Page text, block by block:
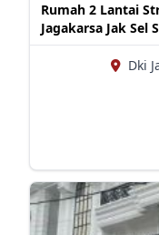
Rumah 2 Lantai
Jagakarsa Jak Sel
Dki